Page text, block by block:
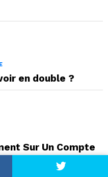
en double ?
Sur Un Compte